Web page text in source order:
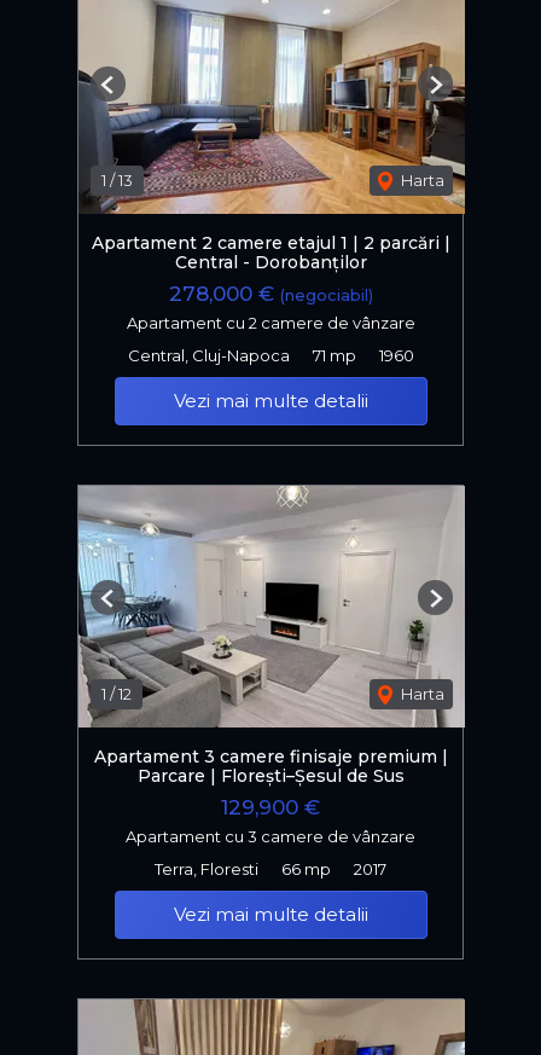
1 /13 Harta
Previous Next
Apartament 2 camere etajul 1 | 2 parcări |
Central - Dorobanților
278,000 € (negociabil)
Apartament cu 2 camere de vânzare
Central, Cluj-Napoca
71 mp 1960
Vezi mai multe detalii
1 /12 Harta
Previous Next
Apartament 3 camere finisaje premium |
Parcare | Florești–Șesul de Sus
129,900 €
Apartament cu 3 camere de vânzare
Terra, Floresti
66 mp 2017
Vezi mai multe detalii